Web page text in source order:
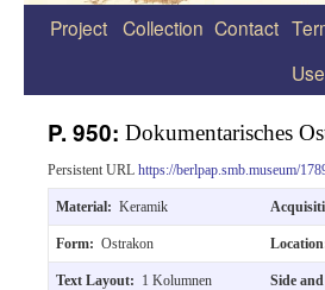
Zum
Project Collection Contact
Use
P. 950: Dokumentarisches
Persistent URL https://berlpap.smb.museum/
Material: Keramik
Form: Ostrakon
Text Layout: 1 Kolumnen Side